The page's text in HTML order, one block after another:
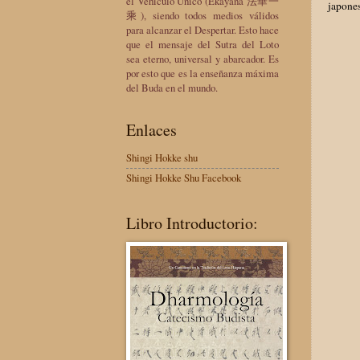
乘), siendo todos medios válidos
para alcanzar el Despertar. Esto hace
que el mensaje del Sutra del Loto
sea eterno, universal y abarcador. Es
por esto que es la enseñanza máxima
del Buda en el mundo.
Enlaces
Shingi Hokke shu
Shingi Hokke Shu Facebook
Libro Introductorio: